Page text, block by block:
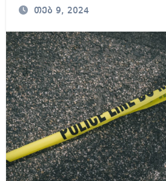
თებ 9, 2024